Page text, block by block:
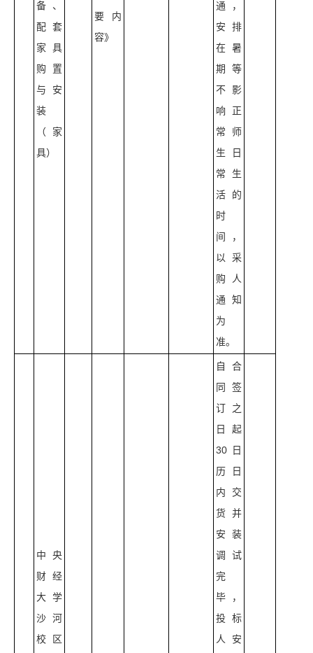
备、
配套
家具
购置
与安
装
（家
具）
要内
容》
通，
安排
在暑
期等
不影
响正
常师
生日
常生
活的
时
间，
以采
购人
通知
为
准。
中央
财经
大学
沙河
校区
自合
同签
订之
日起
30日
历日
内交
货并
安装
调试
完
毕，
投标
人安